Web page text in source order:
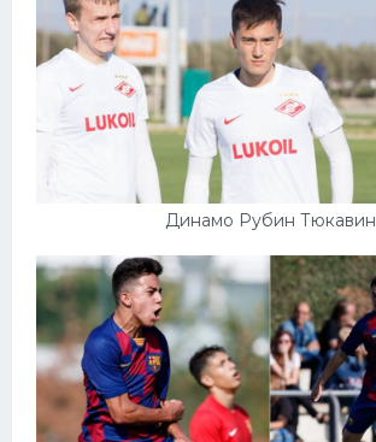
Динамо Рубин Тюкавин